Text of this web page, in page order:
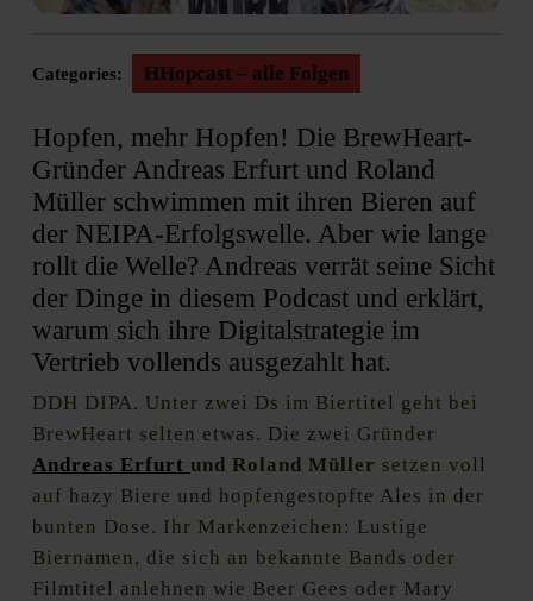
Categories: HHopcast – alle Folgen
Hopfen, mehr Hopfen! Die BrewHeart-
Gründer Andreas Erfurt und Roland
Müller schwimmen mit ihren Bieren auf
der NEIPA-Erfolgswelle. Aber wie lange
rollt die Welle? Andreas verrät seine Sicht
der Dinge in diesem Podcast und erklärt,
warum sich ihre Digitalstrategie im
Vertrieb vollends ausgezahlt hat.
DDH DIPA. Unter zwei Ds im Biertitel geht bei
BrewHeart selten etwas. Die zwei Gründer
Andreas Erfurt und Roland Müller setzen voll
auf hazy Biere und hopfengestopfte Ales in der
bunten Dose. Ihr Markenzeichen: Lustige
Biernamen, die sich an bekannte Bands oder
Filmtitel anlehnen wie Beer Gees oder Mary